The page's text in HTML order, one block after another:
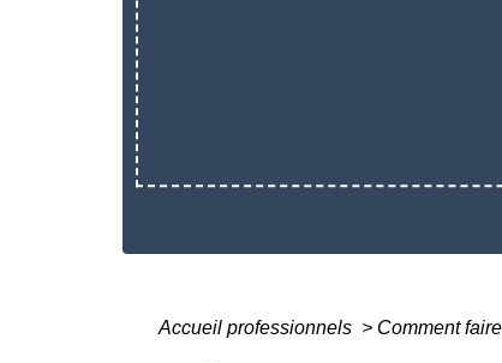
Accueil professionnels > Comment